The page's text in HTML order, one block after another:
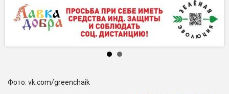
Фото: vk.com/greenchaik